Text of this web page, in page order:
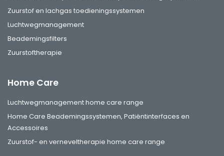
Zuurstof en lachgas toedieningssystemen
Luchtwegmanagement
Beademingsfilters
Zuurstoftherapie
Home Care
Luchtwegmanagement home care range
Home Care Beademingssystemen, Patiëntinterfaces en
Accessoires
Zuurstof- en verneveltherapie home care range